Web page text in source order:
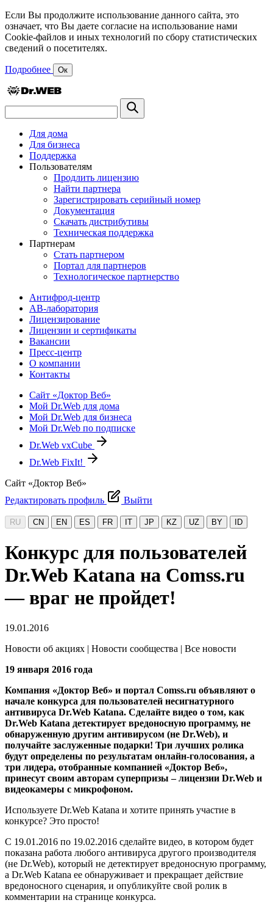
Если Вы продолжите использование данного сайта, это
означает, что Вы даете согласие на использование нами
Cookie-файлов и иных технологий по сбору статистических
сведений о посетителях.
Подробнее Ок
Для дома
Для бизнеса
Поддержка
Пользователям
Продлить лицензию
Найти партнера
Зарегистрировать серийный номер
Документация
Скачать дистрибутивы
Техническая поддержка
Партнерам
Стать партнером
Портал для партнеров
Технологическое партнерство
Антифрод-центр
АВ-лаборатория
Лицензирование
Лицензии и сертификаты
Вакансии
Пресс-центр
О компании
Контакты
Сайт «Доктор Веб»
Мой Dr.Web для дома
Мой Dr.Web для бизнеса
Мой Dr.Web по подписке
Dr.Web vxCube
Dr.Web FixIt!
Сайт «Доктор Веб»
Редактировать профиль
Выйти
RU CN EN ES FR IT JP KZ UZ BY ID
Конкурс для пользователей
Dr.Web Katana на Comss.ru
— враг не пройдет!
19.01.2016
Новости об акциях | Новости сообщества | Все новости
19 января 2016 года
Компания «Доктор Веб» и портал Comss.ru объявляют о
начале конкурса для пользователей несигнатурного
антивируса Dr.Web Katana. Сделайте видео о том, как
Dr.Web Katana детектирует вредоносную программу, не
обнаруженную другим антивирусом (не Dr.Web), и
получайте заслуженные подарки! Три лучших ролика
будут определены по результатам онлайн-голосования, а
три лидера, отобранные компанией «Доктор Веб»,
принесут своим авторам суперпризы – лицензии Dr.Web и
видеокамеры с микрофоном.
Используете Dr.Web Katana и хотите принять участие в
конкурсе? Это просто!
С 19.01.2016 по 19.02.2016 сделайте видео, в котором будет
показана работа любого антивируса другого производителя
(не Dr.Web), который не детектирует вредоносную программу,
а Dr.Web Katana ее обнаруживает и прекращает действие
вредоносного сценария, и опубликуйте свой ролик в
комментарии на странице конкурса.